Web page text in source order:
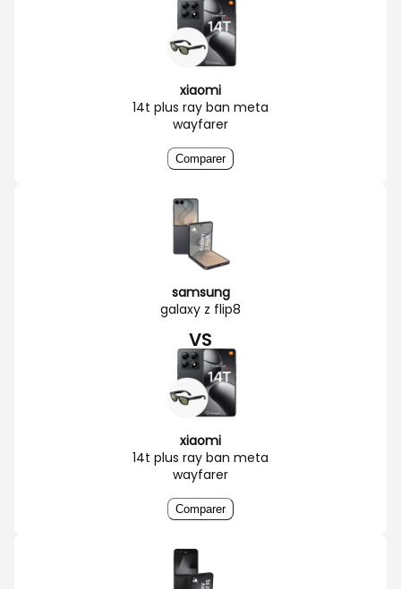
xiaomi
14t plus ray ban meta
wayfarer
Comparer
samsung
galaxy z flip8
VS
xiaomi
14t plus ray ban meta
wayfarer
Comparer